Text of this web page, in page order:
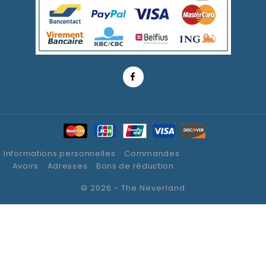
Informations personnelles
Commandes
Avoirs
Adresses
Bons de réduction
© 2026 - The Neverland